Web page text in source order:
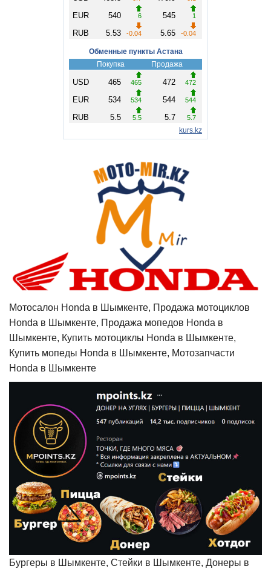
Мотосалон Honda в Шымкенте, Продажа мотоциклов
Honda в Шымкенте, Продажа мопедов Honda в
Шымкенте, Купить мотоциклы Honda в Шымкенте,
Купить мопеды Honda в Шымкенте, Мотозапчасти
Honda в Шымкенте
Бургеры в Шымкенте, Стейки в Шымкенте, Донеры в